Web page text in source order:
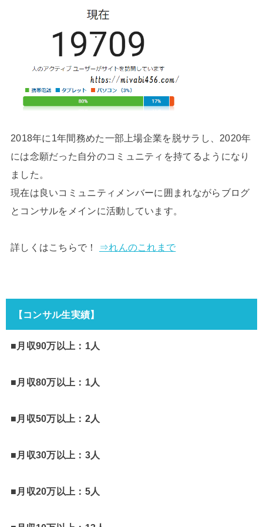
2018年に1年間務めた一部上場企業を脱サラし、2020年
には念願だった自分のコミュニティを持てるようになり
ました。
現在は良いコミュニティメンバーに囲まれながらブログ
とコンサルをメインに活動しています。
詳しくはこちらで！ ⇒れんのこれまで
【コンサル生実績】
■月収90万以上：1人
■月収80万以上：1人
■月収50万以上：2人
■月収30万以上：3人
■月収20万以上：5人